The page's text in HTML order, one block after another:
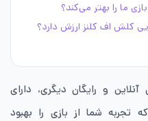
ما را بهتر می‌کند؟
کلش اف کلنز ارزش دارد؟
و رایگان دیگری، دارای
تجربه شما از بازی را بهبود